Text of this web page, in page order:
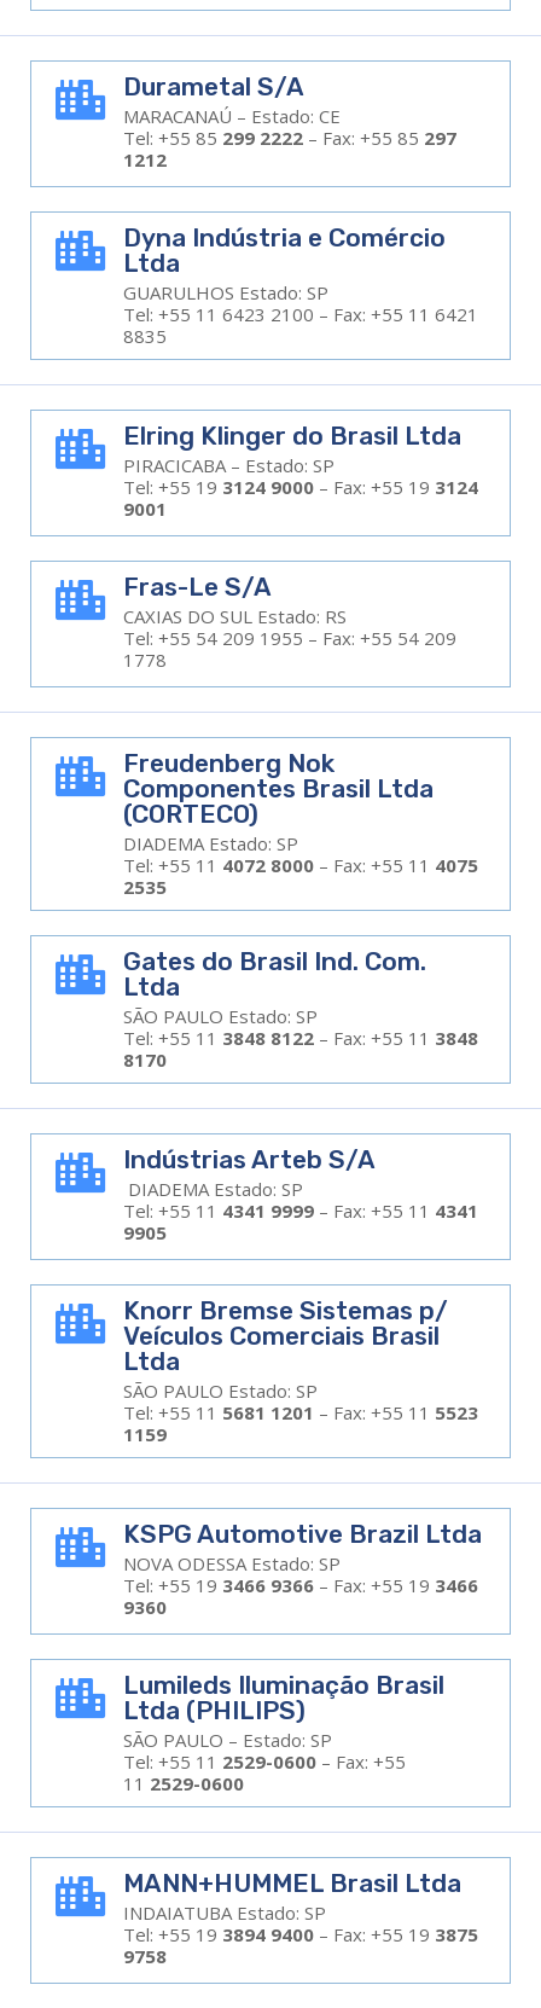
 Durametal S/A
MARACANAÚ – Estado: CE
Tel: +55 85 299 2222 – Fax: +55 85 297
1212

Dyna Indústria e Comércio
Ltda
GUARULHOS Estado: SP
Tel: +55 11 6423 2100 – Fax: +55 11 6421
8835
 Elring Klinger do Brasil Ltda
PIRACICABA – Estado: SP
Tel: +55 19 3124 9000 – Fax: +55 19 3124
9001
 Fras-Le S/A
CAXIAS DO SUL Estado: RS
Tel: +55 54 209 1955 – Fax: +55 54 209
1778

Freudenberg Nok
Componentes Brasil Ltda
(CORTECO)
DIADEMA Estado: SP
Tel: +55 11 4072 8000 – Fax: +55 11 4075
2535

Gates do Brasil Ind. Com.
Ltda
SÃO PAULO Estado: SP
Tel: +55 11 3848 8122 – Fax: +55 11 3848
8170
 Indústrias Arteb S/A
DIADEMA Estado: SP
Tel: +55 11 4341 9999 – Fax: +55 11 4341
9905

Knorr Bremse Sistemas p/
Veículos Comerciais Brasil
Ltda
SÃO PAULO Estado: SP
Tel: +55 11 5681 1201 – Fax: +55 11 5523
1159
 KSPG Automotive Brazil Ltda
NOVA ODESSA Estado: SP
Tel: +55 19 3466 9366 – Fax: +55 19 3466
9360

Lumileds Iluminação Brasil
Ltda (PHILIPS)
SÃO PAULO – Estado: SP
Tel: +55 11 2529-0600 – Fax: +55
11 2529-0600
 MANN+HUMMEL Brasil Ltda
INDAIATUBA Estado: SP
Tel: +55 19 3894 9400 – Fax: +55 19 3875
9758